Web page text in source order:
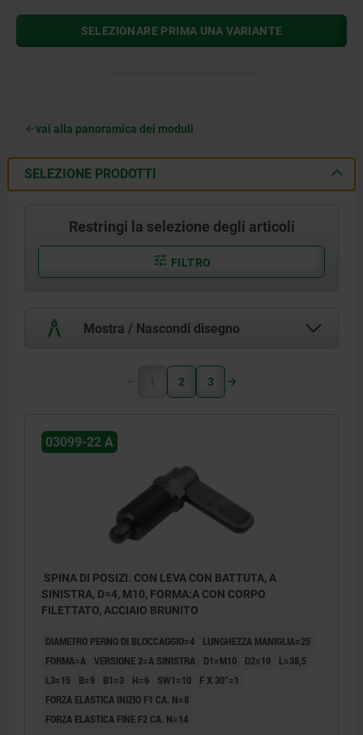
SELEZIONARE PRIMA UNA VARIANTE
vai alla panoramica dei moduli
SELEZIONE PRODOTTI
Restringi la selezione degli articoli
FILTRO
Mostra / Nascondi disegno
1 2 3
03099-22 A
SPINA DI POSIZI. CON LEVA CON BATTUTA, A
SINISTRA, D=4, M10, FORMA:A CON CORPO
FILETTATO, ACCIAIO BRUNITO
DIAMETRO PERNO DI BLOCCAGGIO=4
LUNGHEZZA MANIGLIA=25
FORMA=A VERSIONE 2=A SINISTRA D1=M10 D2=10
L=38,5
L3=15
B=9 B1=3 H=6 SW1=10
F X 30°=1
FORZA ELASTICA INIZIO F1 CA. N=8
FORZA ELASTICA FINE F2 CA. N=14